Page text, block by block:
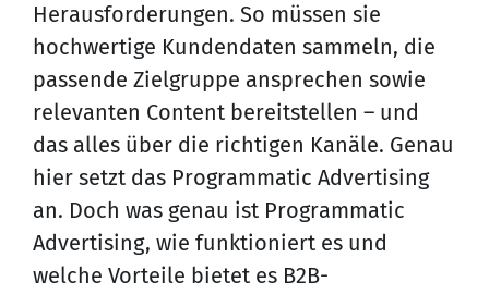
Herausforderungen. So müssen sie
hochwertige Kundendaten sammeln, die
passende Zielgruppe ansprechen sowie
relevanten Content bereitstellen – und
das alles über die richtigen Kanäle. Genau
hier setzt das Programmatic Advertising
an. Doch was genau ist Programmatic
Advertising, wie funktioniert es und
welche Vorteile bietet es B2B-